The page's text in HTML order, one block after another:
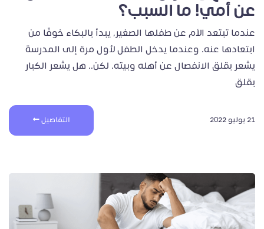
عن أمي! ما السبب؟
عندما تبتعد الأم عن طفلها الصغير، يبدأ بالبكاء خوفًا من
ابتعادها عنه. وعندما يدخل الطفل لأول مرة إلى المدرسة
يشعر بقلق الانفصال عن أهله وبيته. لكن.. هل يشعر الكبار
بقلق
21 يوليو 2022 التفاصيل